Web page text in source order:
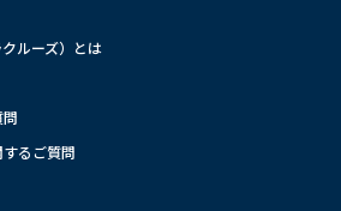
ルーズ）とは
るご質問